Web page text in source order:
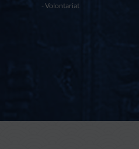
Volontariat